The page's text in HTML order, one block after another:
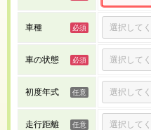
車種
車の状態
初度年式
走行距離